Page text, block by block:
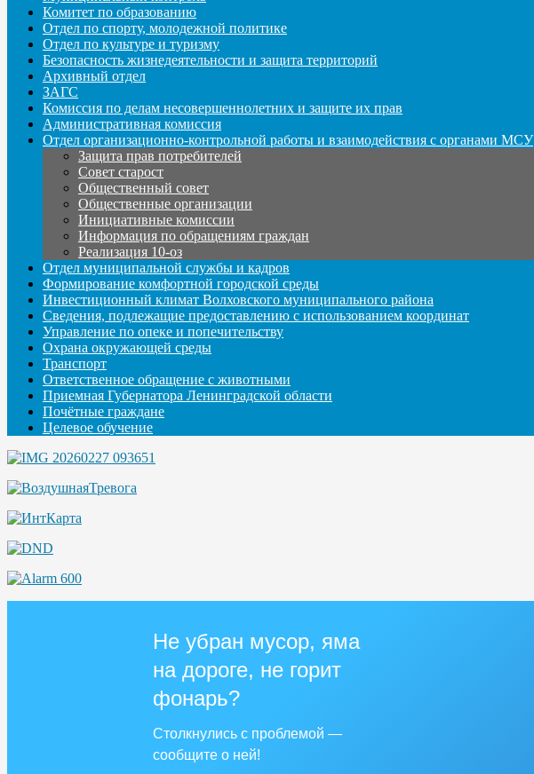
Комитет по образованию
Отдел по спорту, молодежной политике
Отдел по культуре и туризму
Безопасность жизнедеятельности и защита территорий
Архивный отдел
ЗАГС
Комиссия по делам несовершеннолетних и защите их прав
Административная комиссия
Отдел организационно-контрольной работы и взаимодействия с органами МСУ
Защита прав потребителей
Совет старост
Общественный совет
Общественные организации
Инициативные комиссии
Информация по обращениям граждан
Реализация 10-оз
Отдел муниципальной службы и кадров
Формирование комфортной городской среды
Инвестиционный климат Волховского муниципального района
Сведения, подлежащие предоставлению с использованием координат
Управление по опеке и попечительству
Охрана окружающей среды
Транспорт
Ответственное обращение с животными
Приемная Губернатора Ленинградской области
Почётные граждане
Целевое обучение
Не убран мусор, яма
на дороге, не горит
фонарь?
Столкнулись с проблемой —
сообщите о ней!